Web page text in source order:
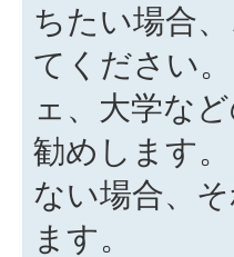
ちたい場合
てください
ェ、大学な
勧めします
ない場合、
ます。